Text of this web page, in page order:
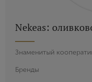
Nekeas:
Знаменитый
Бренды